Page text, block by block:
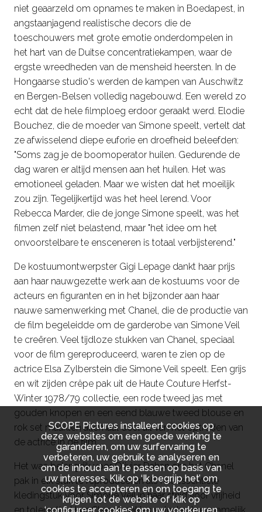
niet geaarzeld om opnames te maken in Boedapest, in
angstaanjagend realistische decors die de
toeschouwers met grote emotie onderdompelen in
het hart van de Duitse concentratiekampen, waar de
ergste wreedheden van de mensheid heersten. In de
Hongaarse studio's werden de kampen van Auschwitz
en Bergen-Belsen volledig nagebouwd. Een wereld zo
echt dat de hele filmploeg erdoor geraakt werd. Elodie
Bouchez, die de moeder van Simone speelt, vertelt dat
ze afwisselend diepe euforie en droefheid beleefden:
"Soms zag je de boomoperator huilen. Gedurende de
dag waren er altijd mensen aan het huilen. Het was
emotioneel geladen. Maar we wisten dat het moeilijk
zou zijn. Tegelijkertijd was het heel lerend. Voor
Rebecca Marder, die de jonge Simone speelt, was het
filmen zelf niet belastend, maar "het idee om het
onvoorstelbare te ensceneren is totaal verbijsterend."
De kostuumontwerpster Gigi Lepage dankt haar prijs
aan haar nauwgezette werk aan de kostuums voor de
acteurs en figuranten en in het bijzonder aan haar
nauwe samenwerking met Chanel, die de productie van
de film begeleidde om de garderobe van Simone Veil
te creëren. Veel tijdloze stukken van Chanel, speciaal
voor de film gereproduceerd, waren te zien op de
actrice Elsa Zylberstein die Simone Veil speelt. Een grijs
en wit zijden crêpe pak uit de Haute Couture Herfst-
Winter 1978/79 collectie, een rode tweed jas met
gouden knopen en een eend blauwe tweed blouse en
rok set maakten allemaal deel uit van het optreden van
de actrice in de film.
Het was belangrijk voor Olivier Dahan om het Chanel
pak in elk stuk te reproduceren als het essentiële
kledingstuk voor Simone Veil in haar strijd voor vrijheid
SCOPE Pictures installeert cookies op
deze websites om een goede werking te
garanderen, om uw surfervaring te
verbeteren, uw gebruik te analyseren en
om de inhoud aan te passen op basis van
uw interesses. Klik op ‘Ik begrijp het’ om
cookies te accepteren en om toegang te
krijgen tot de website of klik op